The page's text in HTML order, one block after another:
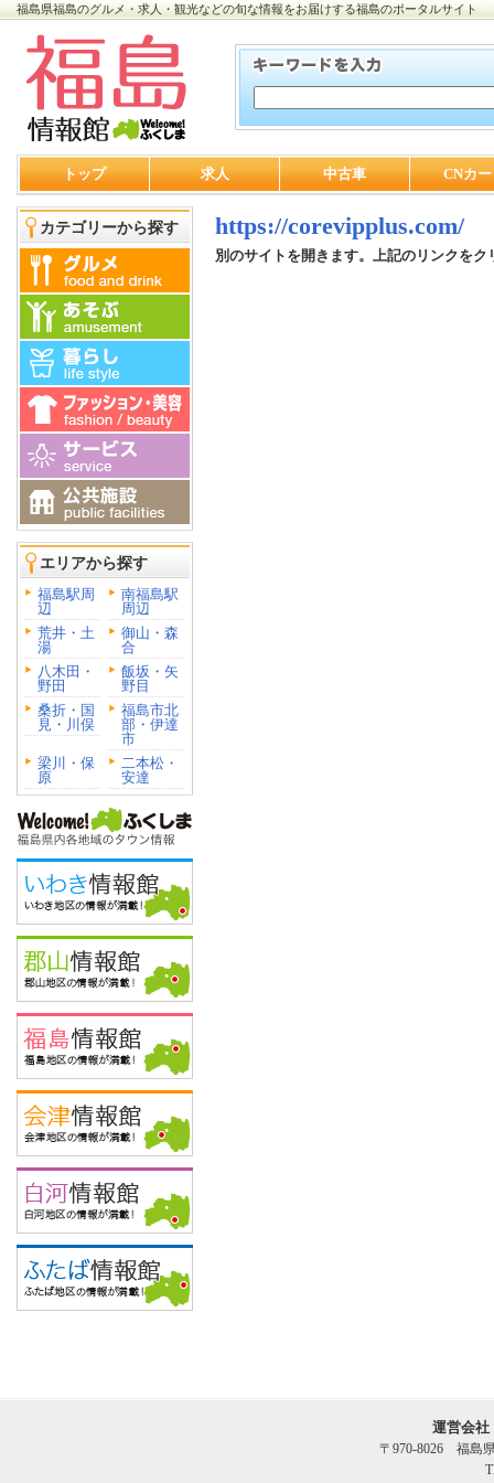
福島県福島のグルメ・求人・観光などの旬な情報をお届けする福島のポータルサイト
トップ 求人 中古車 CNカ
カテゴリーから探す
エリアから探す
福島駅周
辺
南福島駅
周辺
荒井・土
湯
御山・森
合
八木田・
野田
飯坂・矢
野目
桑折・国
見・川俣
福島市北
部・伊達
市
梁川・保
原
二本松・
安達
https://corevipplus.com/
別のサイトを開きます。上記のリンクをク
運営会
〒970-8026 福島